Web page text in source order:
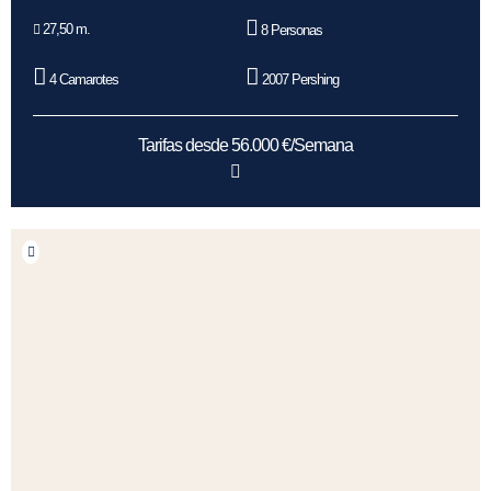
27,50 m. 8 Personas
4 Camarotes 2007 Pershing
Tarifas desde 56.000 €/Semana